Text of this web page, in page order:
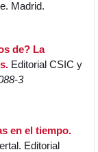
Madrid.
de? La
Editorial CSIC y
3
en el tiempo.
Editorial